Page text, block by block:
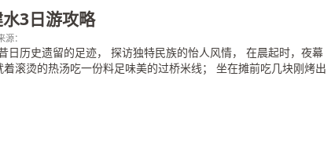
3日游攻略
：
日历史遗留的足迹， 探访独特民族的怡人风情， 在晨起时，夜幕
滚烫的热汤吃一份料足味美的过桥米线； 坐在摊前吃几块刚烤出